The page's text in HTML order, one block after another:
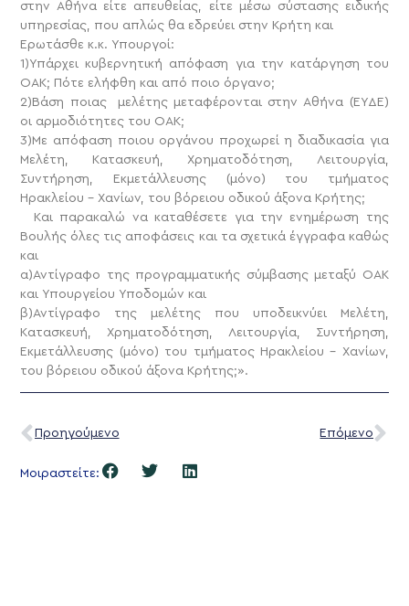
στην Αθήνα είτε απευθείας, είτε μέσω σύστασης ειδικής
υπηρεσίας, που απλώς θα εδρεύει στην Κρήτη και
Ερωτάσθε κ.κ. Υπουργοί:
1)Υπάρχει κυβερνητική απόφαση για την κατάργηση του
ΟΑΚ; Πότε ελήφθη και από ποιο όργανο;
2)Βάση ποιας μελέτης μεταφέρονται στην Αθήνα (ΕΥΔΕ)
οι αρμοδιότητες του ΟΑΚ;
3)Με απόφαση ποιου οργάνου προχωρεί η διαδικασία για
Μελέτη, Κατασκευή, Χρηματοδότηση, Λειτουργία,
Συντήρηση, Εκμετάλλευσης (μόνο) του τμήματος
Ηρακλείου – Χανίων, του βόρειου οδικού άξονα Κρήτης;
Και παρακαλώ να καταθέσετε για την ενημέρωση της
Βουλής όλες τις αποφάσεις και τα σχετικά έγγραφα καθώς
και
α)Αντίγραφο της προγραμματικής σύμβασης μεταξύ ΟΑΚ
και Υπουργείου Υποδομών και
β)Αντίγραφο της μελέτης που υποδεικνύει Μελέτη,
Κατασκευή, Χρηματοδότηση, Λειτουργία, Συντήρηση,
Εκμετάλλευσης (μόνο) του τμήματος Ηρακλείου – Χανίων,
του βόρειου οδικού άξονα Κρήτης;».
Προηγούμενο Επόμενο
Μοιραστείτε: